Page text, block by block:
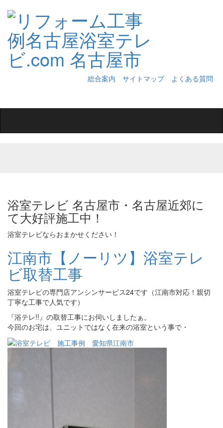
総合案内 サイトマップ
よくある質問
浴室テレビ 名古屋市・名古屋近郊に
て大好評施工中！
浴室テレビならおまかせください！
江南市【ノーリツ】浴室テレ
ビ取替工事
浴室テレビの専門店アンシンサービス24です（江南市対応！親切
丁寧な工事で人気です）
『浴テレ!!』の取替工事にお伺いしましたぁ。
今回のお宅は、ユニットではなく在来の浴室という事で・